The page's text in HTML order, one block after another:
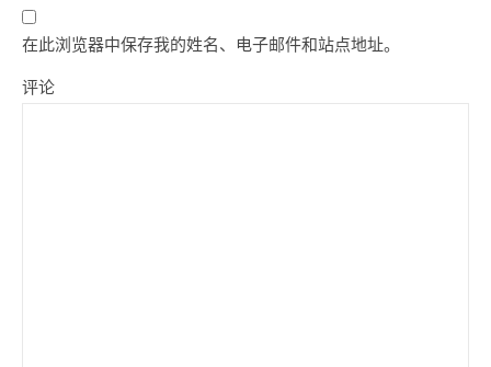
在此浏览器中保存我的姓名、电子邮件和站点地址。
评论